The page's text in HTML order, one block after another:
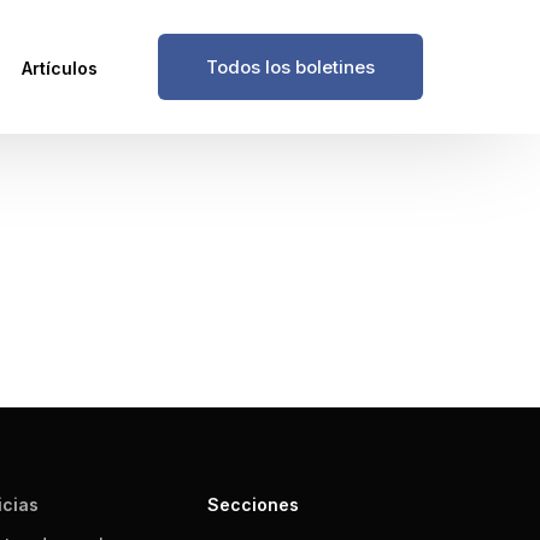
Artículos Todos los boletines
Secciones